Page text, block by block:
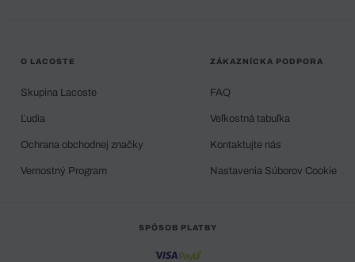
O LACOSTE
Skupina Lacoste
Ľudia
Ochrana obchodnej značky
Vernostný Program
ZÁKAZNÍCKA PODPORA
FAQ
Veľkostná tabuľka
Kontaktujte nás
Nastavenia Súborov Cookie
SPÔSOB PLATBY